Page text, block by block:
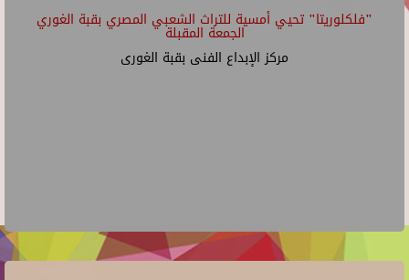
"فلكلوريتا" تحيي أمسية للتراث الشعبي المصري بقبة الغوري
الجمعة المقبلة
مركز الإبداع الفنى بقبة الغورى